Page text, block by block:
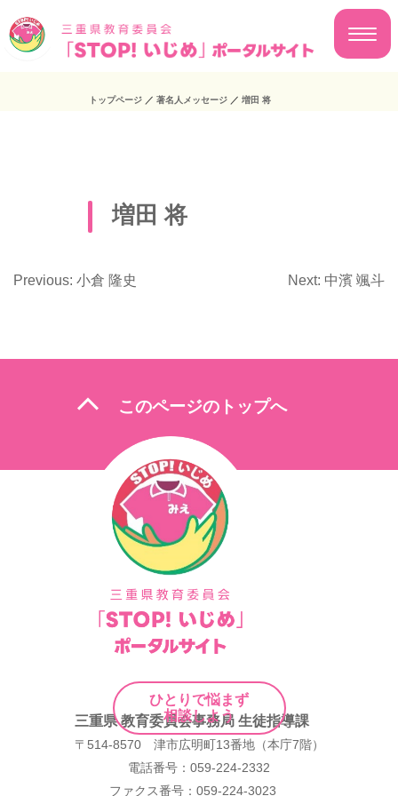
トップページ ／ 著名人メッセージ ／ 増田 将
増田 将
ナ
Previous: 小倉 隆史 Next: 中濱 颯斗
ひとりで悩まず
相談しよう
expand_less このページのトップへ
三重県 教育委員会事務局 生徒指導課
〒514-8570 津市広明町13番地（本庁7階）
電話番号：059-224-2332
ファクス番号：059-224-3023